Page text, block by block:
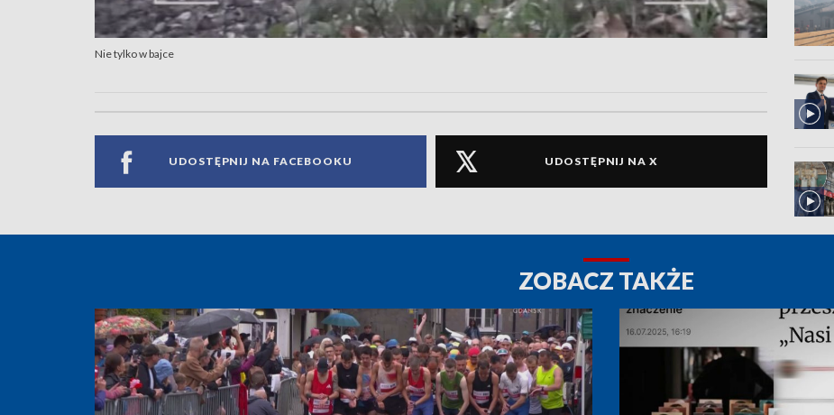
Nie tylko w bajce
UDOSTĘPNIJ NA FACEBOOKU UDOSTĘPNIJ NA X
ZOBACZ TAKŻE